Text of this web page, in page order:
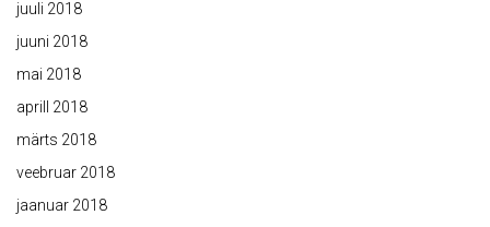
juuli 2018
juuni 2018
mai 2018
aprill 2018
märts 2018
veebruar 2018
jaanuar 2018